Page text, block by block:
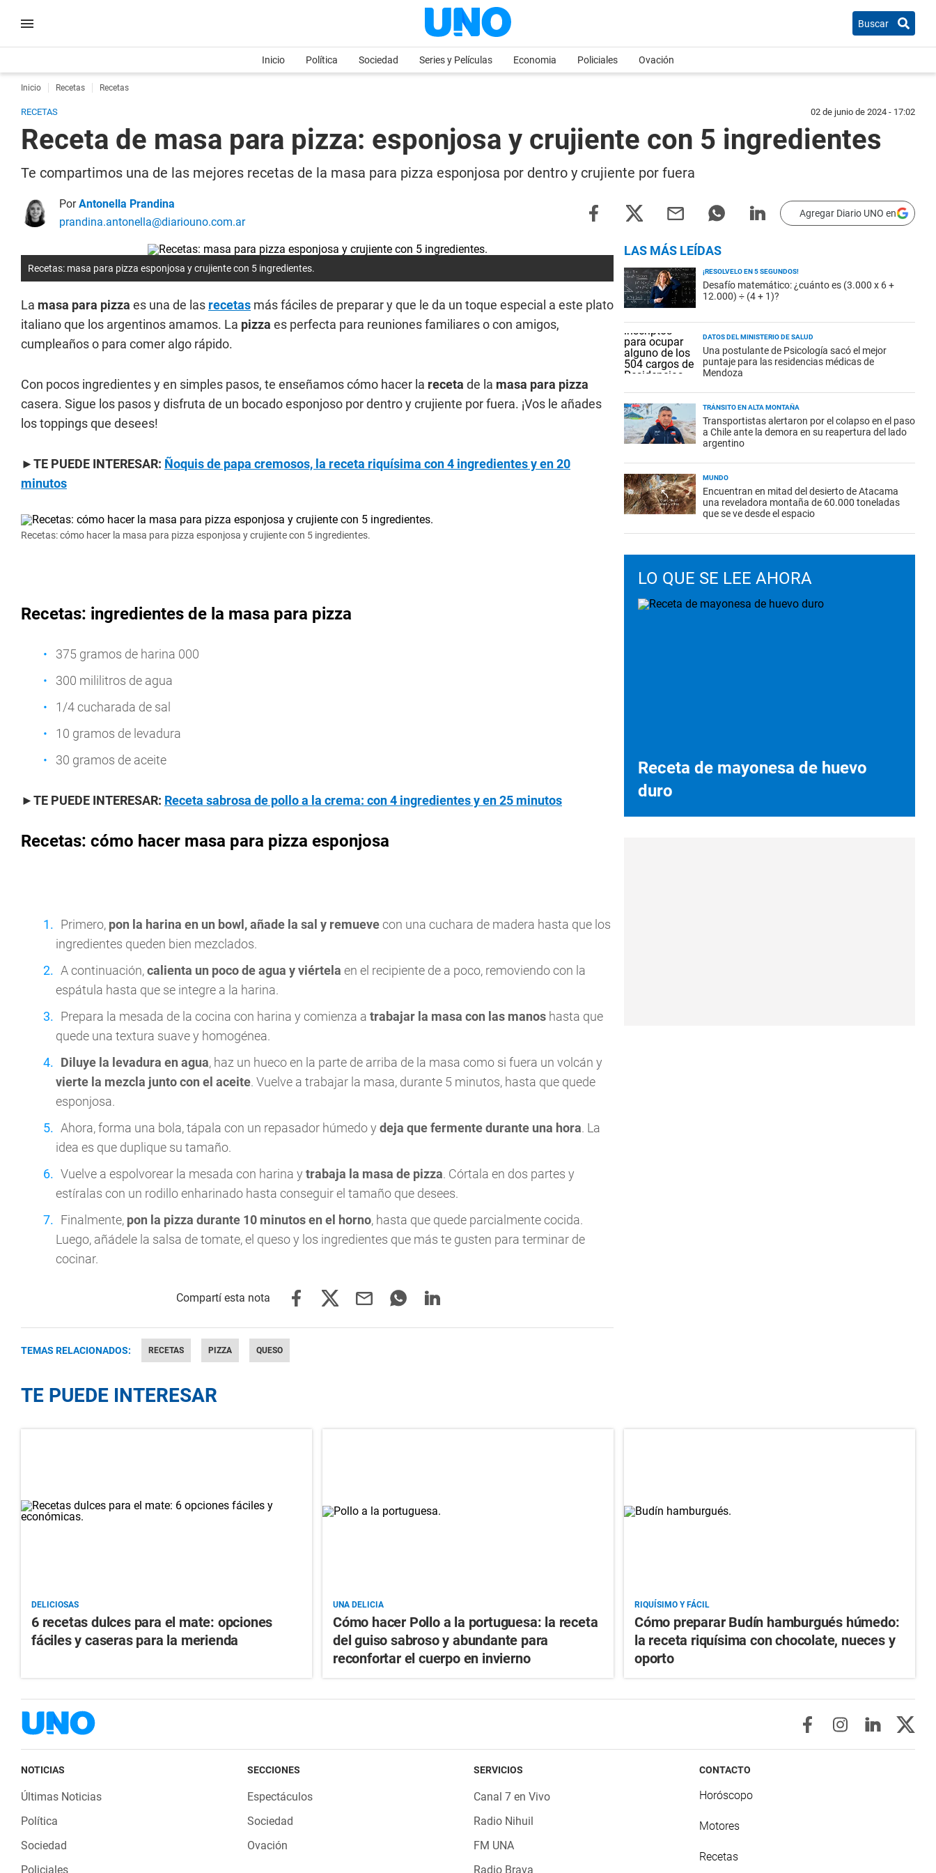
Buscar
Inicio Política Sociedad Series y Películas Economia Policiales Ovación
Inicio Recetas Recetas
RECETAS 02 de junio de 2024 - 17:02
Receta de masa para pizza: esponjosa y crujiente con 5 ingredientes
Te compartimos una de las mejores recetas de la masa para pizza esponjosa por dentro y crujiente por fuera
PorAntonella Prandina
prandina.antonella@diariouno.com.ar
Agregar Diario UNO en
Recetas: masa para pizza esponjosa y crujiente con 5 ingredientes.
La masa para pizza es una de las recetas más fáciles de preparar y que le da un toque especial a este plato
italiano que los argentinos amamos. La pizza es perfecta para reuniones familiares o con amigos,
cumpleaños o para comer algo rápido.
Con pocos ingredientes y en simples pasos, te enseñamos cómo hacer la receta de la masa para pizza
casera. Sigue los pasos y disfruta de un bocado esponjoso por dentro y crujiente por fuera. ¡Vos le añades
los toppings que desees!
►TE PUEDE INTERESAR: Ñoquis de papa cremosos, la receta riquísima con 4 ingredientes y en 20
minutos
Recetas: cómo hacer la masa para pizza esponjosa y crujiente con 5 ingredientes.
Recetas: ingredientes de la masa para pizza
375 gramos de harina 000
300 mililitros de agua
1/4 cucharada de sal
10 gramos de levadura
30 gramos de aceite
►TE PUEDE INTERESAR: Receta sabrosa de pollo a la crema: con 4 ingredientes y en 25 minutos
Recetas: cómo hacer masa para pizza esponjosa
Primero, pon la harina en un bowl, añade la sal y remuevecon una cuchara de madera hasta que los
ingredientes queden bien mezclados.
A continuación,calienta un poco de agua y viértela en el recipiente de a poco, removiendo con la
espátula hasta que se integre a la harina.
Prepara la mesada de la cocina con harina y comienza a trabajar la masa con las manos hasta que
quede una textura suave y homogénea.
Diluye la levadura en agua, haz un hueco en la parte de arriba de la masa como si fuera un volcán y
vierte la mezcla junto con el aceite. Vuelve a trabajar la masa, durante 5 minutos, hasta que quede
esponjosa.
Ahora, forma una bola, tápala con un repasador húmedo y deja que fermente durante una hora. La
idea es que duplique su tamaño.
Vuelve a espolvorear la mesada con harina y trabaja la masa de pizza. Córtala en dos partes y
estíralas con un rodillo enharinado hasta conseguir el tamaño que desees.
Finalmente, pon la pizza durante 10 minutos en el horno, hasta que quede parcialmente cocida.
Luego, añádele la salsa de tomate, el queso y los ingredientes que más te gusten para terminar de
cocinar.
TEMAS RELACIONADOS: RECETAS PIZZA QUESO
LAS MÁS LEÍDAS
¡RESOLVELO EN 5 SEGUNDOS!
Desafío matemático: ¿cuánto es (3.000 x 6 +
12.000) ÷ (4 + 1)?
DATOS DEL MINISTERIO DE SALUD
Una postulante de Psicología sacó el mejor
puntaje para las residencias médicas de
Mendoza
TRÁNSITO EN ALTA MONTAÑA
Transportistas alertaron por el colapso en el paso
a Chile ante la demora en su reapertura del lado
argentino
MUNDO
Encuentran en mitad del desierto de Atacama
una reveladora montaña de 60.000 toneladas
que se ve desde el espacio
LO QUE SE LEE AHORA
Receta de mayonesa de huevo
duro
TE PUEDE INTERESAR
DELICIOSAS
6 recetas dulces para el mate: opciones
fáciles y caseras para la merienda
UNA DELICIA
Cómo hacer Pollo a la portuguesa: la receta
del guiso sabroso y abundante para
reconfortar el cuerpo en invierno
RIQUÍSIMO Y FÁCIL
Cómo preparar Budín hamburgués húmedo:
la receta riquísima con chocolate, nueces y
oporto
NOTICIAS
Últimas Noticias
Política
Sociedad
Policiales
SECCIONES
Espectáculos
Sociedad
Ovación
SERVICIOS
Canal 7 en Vivo
Radio Nihuil
FM UNA
Radio Brava
CONTACTO
Horóscopo
Motores
Recetas